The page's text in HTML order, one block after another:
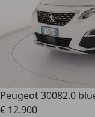
Peugeot 30082.0
€ 12.900